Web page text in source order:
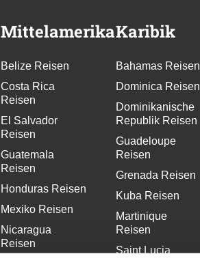
Mittelamerika
Belize Reisen
Costa Rica
Reisen
El Salvador
Reisen
Guatemala
Reisen
Honduras Reisen
Mexiko Reisen
Nicaragua
Reisen
Karibik
Bahamas Reisen
Dominica Reisen
Dominikanische
Republik Reisen
Guadeloupe
Reisen
Grenada Reisen
Kuba Reisen
Martinique
Reisen
Saint Lucia